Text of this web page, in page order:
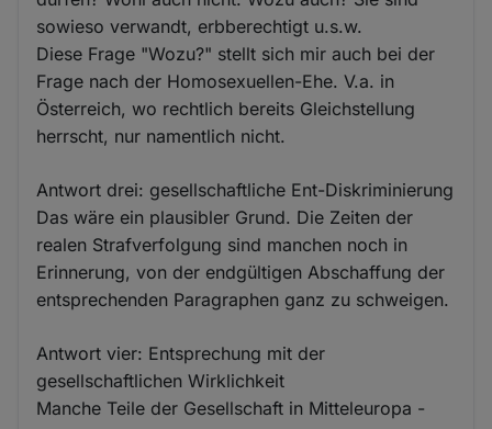
sowieso verwandt, erbberechtigt u.s.w.
Diese Frage "Wozu?" stellt sich mir auch bei der
Frage nach der Homosexuellen-Ehe. V.a. in
Österreich, wo rechtlich bereits Gleichstellung
herrscht, nur namentlich nicht.
Antwort drei: gesellschaftliche Ent-Diskriminierung
Das wäre ein plausibler Grund. Die Zeiten der
realen Strafverfolgung sind manchen noch in
Erinnerung, von der endgültigen Abschaffung der
entsprechenden Paragraphen ganz zu schweigen.
Antwort vier: Entsprechung mit der
gesellschaftlichen Wirklichkeit
Manche Teile der Gesellschaft in Mitteleuropa -